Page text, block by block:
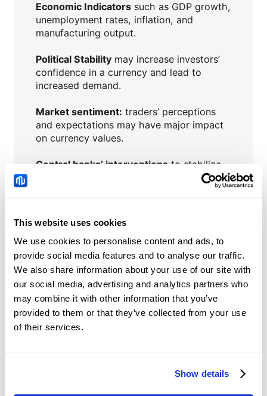
This website uses cookies
We use cookies to personalise content and ads, to
provide social media features and to analyse our traffic.
We also share information about your use of our site with
our social media, advertising and analytics partners who
may combine it with other information that you’ve
provided to them or that they’ve collected from your use
of their services.
Show details
Economic Indicatorssuch as GDP growth,
unemployment rates, inflation, and
manufacturing output.
Political Stabilitymay increase investors’
confidence in a currency and lead to
increased demand.
Market sentiment: traders’ perceptions
and expectations may have major impact
on currency values.
Central banks’ interventions to stabilize
CHFJPYNotícias
China: Credit demand
and liquidity trends –
DBS
2026-08-08 05:51:00 (GMT+0)
trade holds with bullish